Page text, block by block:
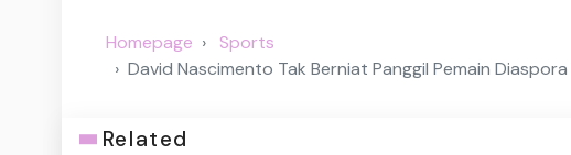
Homepage
Sports
David Nascimento Tak Berniat Panggil Pemain
Related